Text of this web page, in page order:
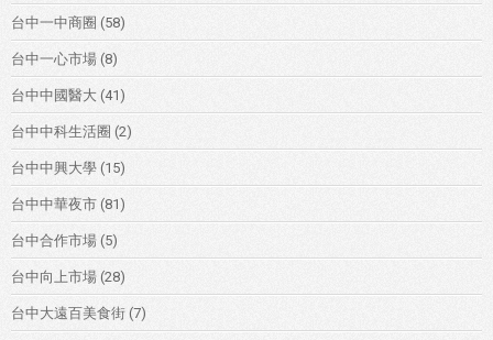
台中一中商圈 (58)
台中一心市場 (8)
台中中國醫大 (41)
台中中科生活圈 (2)
台中中興大學 (15)
台中中華夜市 (81)
台中合作市場 (5)
台中向上市場 (28)
台中大遠百美食街 (7)